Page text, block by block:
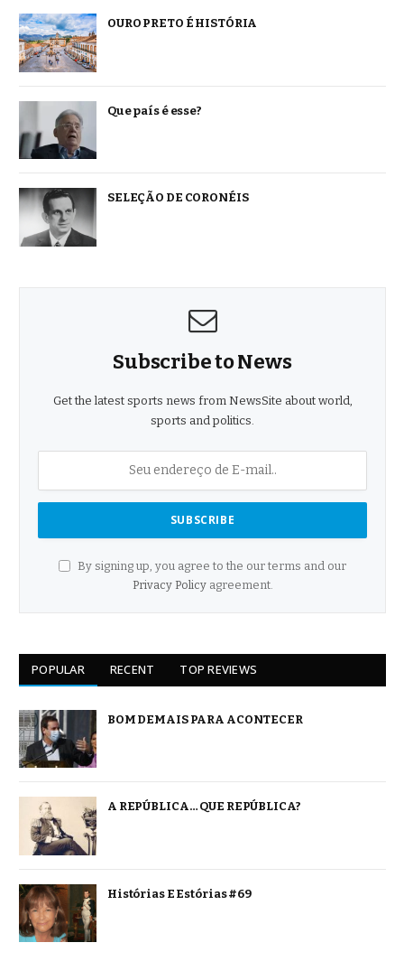
OURO PRETO É HISTÓRIA
Que país é esse?
SELEÇÃO DE CORONÉIS
Subscribe to News
Get the latest sports news from NewsSite about world,
sports and politics.
By signing up, you agree to the our terms and our
Privacy Policyagreement.
POPULAR RECENT TOP REVIEWS
BOM DEMAIS PARA ACONTECER
A REPÚBLICA… QUE REPÚBLICA?
Histórias E Estórias #69